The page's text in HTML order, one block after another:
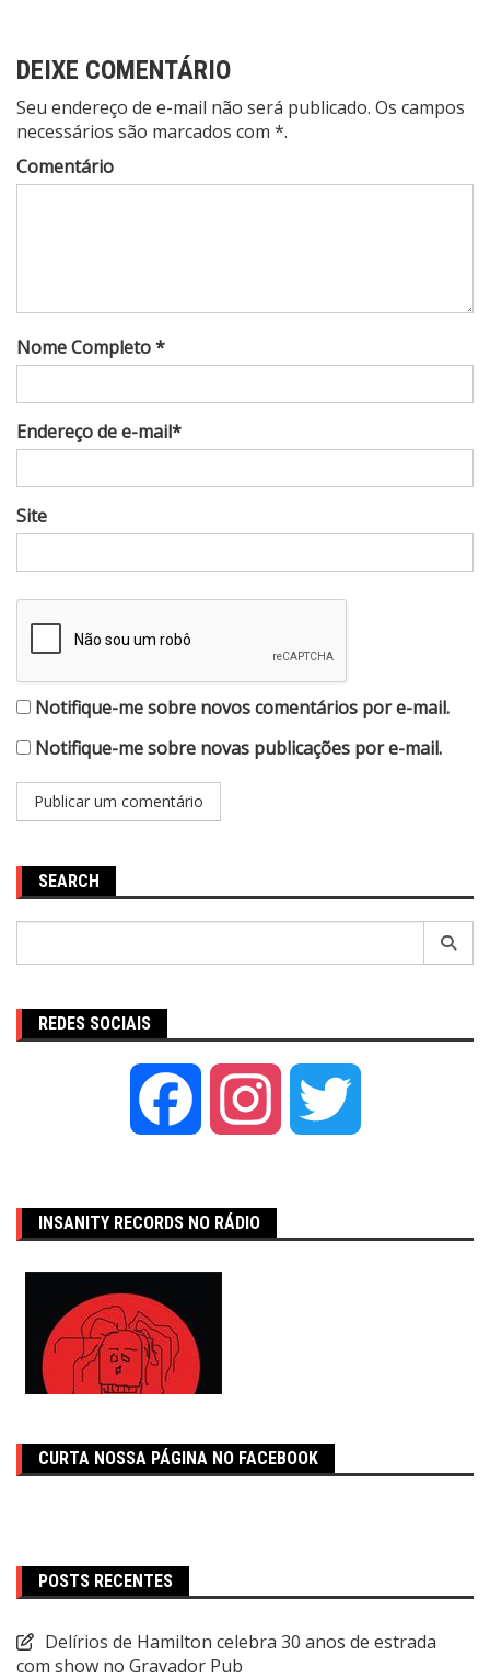
DEIXE COMENTÁRIO
Seu endereço de e-mail não será publicado. Os campos
necessários são marcados com *.
Comentário
Nome Completo *
Endereço de e-mail*
Site
Notifique-me sobre novos comentários por e-mail.
Notifique-me sobre novas publicações por e-mail.
SEARCH
REDES SOCIAIS
Facebook Instagram
INSANITY RECORDS NO RÁDIO
CURTA NOSSA PÁGINA NO FACEBOOK
POSTS RECENTES
Delírios de Hamilton celebra 30 anos de estrada
com show no Gravador Pub